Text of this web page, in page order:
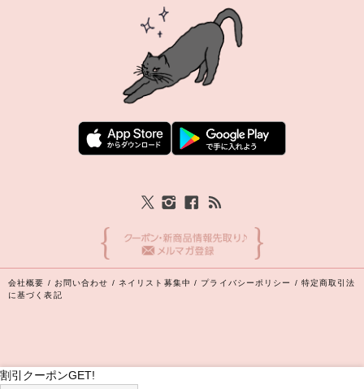
割引クーポンGET!
会社概要 / お問い合わせ / ネイリスト募集中 / プライバシーポリシー / 特定商取引法
に基づく表記